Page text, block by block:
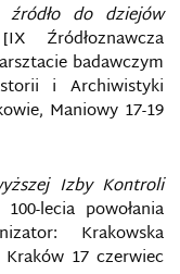
źródło do dziejów
[IX Źródłoznawcza
badawczym
i Archiwistyki
Maniowy 17-19
Izby Kontroli
lecia powołania
Krakowska
17 czerwiec